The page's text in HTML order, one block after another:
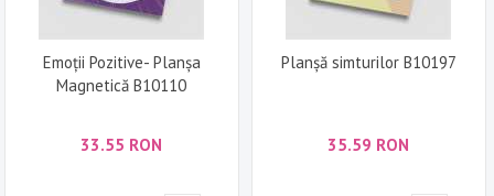
Emoții Pozitive- Planșa
Magnetică B10110
33.55 RON
Planșă simturilor B10197
35.59 RON